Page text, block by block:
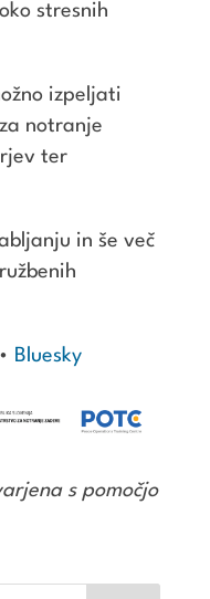
stresnih
izpeljati
notranje
ter
in še več
Bluesky
s pomočjo